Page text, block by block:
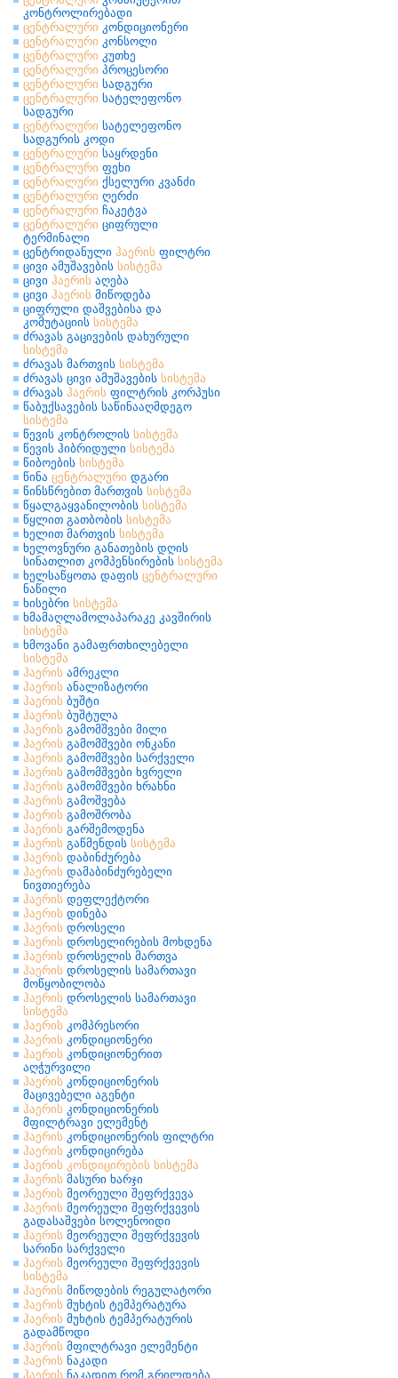
კონტროლირებადი
ცენტრალური კონდიციონერი
ცენტრალური კონსოლი
ცენტრალური კუთხე
ცენტრალური პროცესორი
ცენტრალური სადგური
ცენტრალური სატელეფონო
სადგური
ცენტრალური სატელეფონო
სადგურის კოდი
ცენტრალური საყრდენი
ცენტრალური ფეხი
ცენტრალური ქსელური კვანძი
ცენტრალური ღერძი
ცენტრალური ჩაკეტვა
ცენტრალური ციფრული
ტერმინალი
ცენტრიდანული ჰაერის ფილტრი
ცივი ამუშავების სისტემა
ცივი ჰაერის აღება
ცივი ჰაერის მიწოდება
ციფრული დაშვებისა და
კომუტაციის სისტემა
ძრავას გაცივების დახურული
სისტემა
ძრავას მართვის სისტემა
ძრავას ცივი ამუშავების სისტემა
ძრავას ჰაერის ფილტრის კორპუსი
წაბუქსავების საწინააღმდეგო
სისტემა
წევის კონტროლის სისტემა
წევის ჰიბრიდული სისტემა
წიბოების სისტემა
წინა ცენტრალური დგარი
წინსწრებით მართვის სისტემა
წყალგაყვანილობის სისტემა
წყლით გათბობის სისტემა
ხელით მართვის სისტემა
ხელოვნური განათების დღის
სინათლით კომპენსირების სისტემა
ხელსაწყოთა დაფის ცენტრალური
ნაწილი
ხისებრი სისტემა
ხმამაღლამოლაპარაკე კავშირის
სისტემა
ხმოვანი გამაფრთხილებელი
სისტემა
ჰაერის ამრეკლი
ჰაერის ანალიზატორი
ჰაერის ბუშტი
ჰაერის ბუშტულა
ჰაერის გამომშვები მილი
ჰაერის გამომშვები ონკანი
ჰაერის გამომშვები სარქველი
ჰაერის გამომშვები ხვრელი
ჰაერის გამომშვები ხრახნი
ჰაერის გამოშვება
ჰაერის გამოშრობა
ჰაერის გარშემოდენა
ჰაერის გაწმენდის სისტემა
ჰაერის დაბინძურება
ჰაერის დამაბინძურებელი
ნივთიერება
ჰაერის დეფლექტორი
ჰაერის დინება
ჰაერის დროსელი
ჰაერის დროსელირების მოხდენა
ჰაერის დროსელის მართვა
ჰაერის დროსელის სამართავი
მოწყობილობა
ჰაერის დროსელის სამართავი
სისტემა
ჰაერის კომპრესორი
ჰაერის კონდიციონერი
ჰაერის კონდიციონერით
აღჭურვილი
ჰაერის კონდიციონერის
მაცივებელი აგენტი
ჰაერის კონდიციონერის
მფილტრავი ელემენტ
ჰაერის კონდიციონერის ფილტრი
ჰაერის კონდიცირება
ჰაერის კონდიცირების სისტემა
ჰაერის მასური ხარჯი
ჰაერის მეორეული შეფრქვევა
ჰაერის მეორეული შეფრქვევის
გადასაშვები სოლენოიდი
ჰაერის მეორეული შეფრქვევის
სარინი სარქველი
ჰაერის მეორეული შეფრქვევის
სისტემა
ჰაერის მიწოდების რეგულატორი
ჰაერის მუხტის ტემპერატურა
ჰაერის მუხტის ტემპერატურის
გადამწოდი
ჰაერის მფილტრავი ელემენტი
ჰაერის ნაკადი
ჰაერის ნაკადით რომ გრილდება